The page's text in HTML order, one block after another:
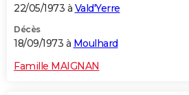
22/05/1973 à Vald'Yerre
Décès
18/09/1973 à Moulhard
Famille MAIGNAN